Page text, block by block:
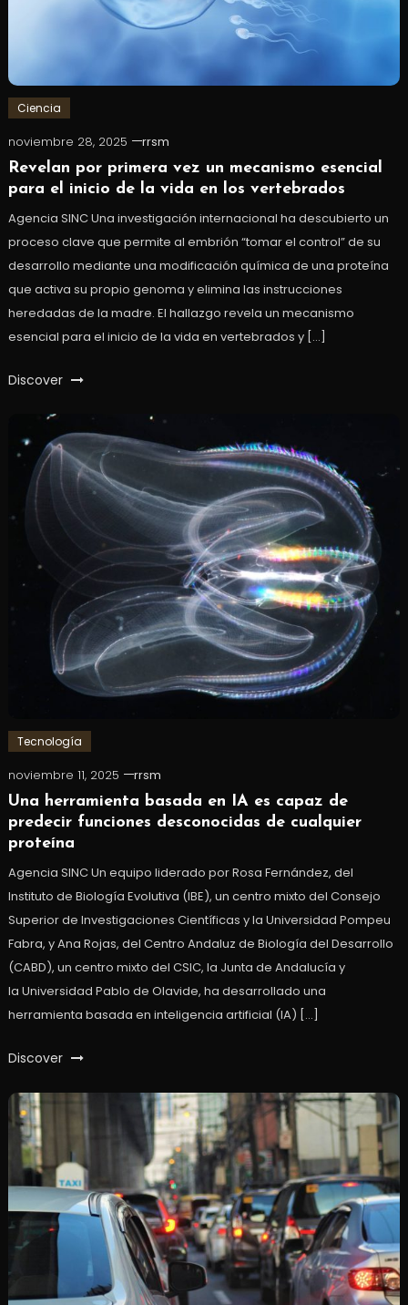
Ciencia
noviembre 28, 2025
rrsm
Revelan por primera vez un mecanismo esencial
para el inicio de la vida en los vertebrados
Agencia SINC Una investigación internacional ha descubierto un
proceso clave que permite al embrión “tomar el control” de su
desarrollo mediante una modificación química de una proteína
que activa su propio genoma y elimina las instrucciones
heredadas de la madre. El hallazgo revela un mecanismo
esencial para el inicio de la vida en vertebrados y […]
Discover
Tecnología
noviembre 11, 2025
rrsm
Una herramienta basada en IA es capaz de
predecir funciones desconocidas de cualquier
proteína
Agencia SINC Un equipo liderado por Rosa Fernández, del
Instituto de Biología Evolutiva (IBE), un centro mixto del Consejo
Superior de Investigaciones Científicas y la Universidad Pompeu
Fabra, y Ana Rojas, del Centro Andaluz de Biología del Desarrollo
(CABD), un centro mixto del CSIC, la Junta de Andalucía y
la Universidad Pablo de Olavide, ha desarrollado una
herramienta basada en inteligencia artificial (IA) […]
Discover